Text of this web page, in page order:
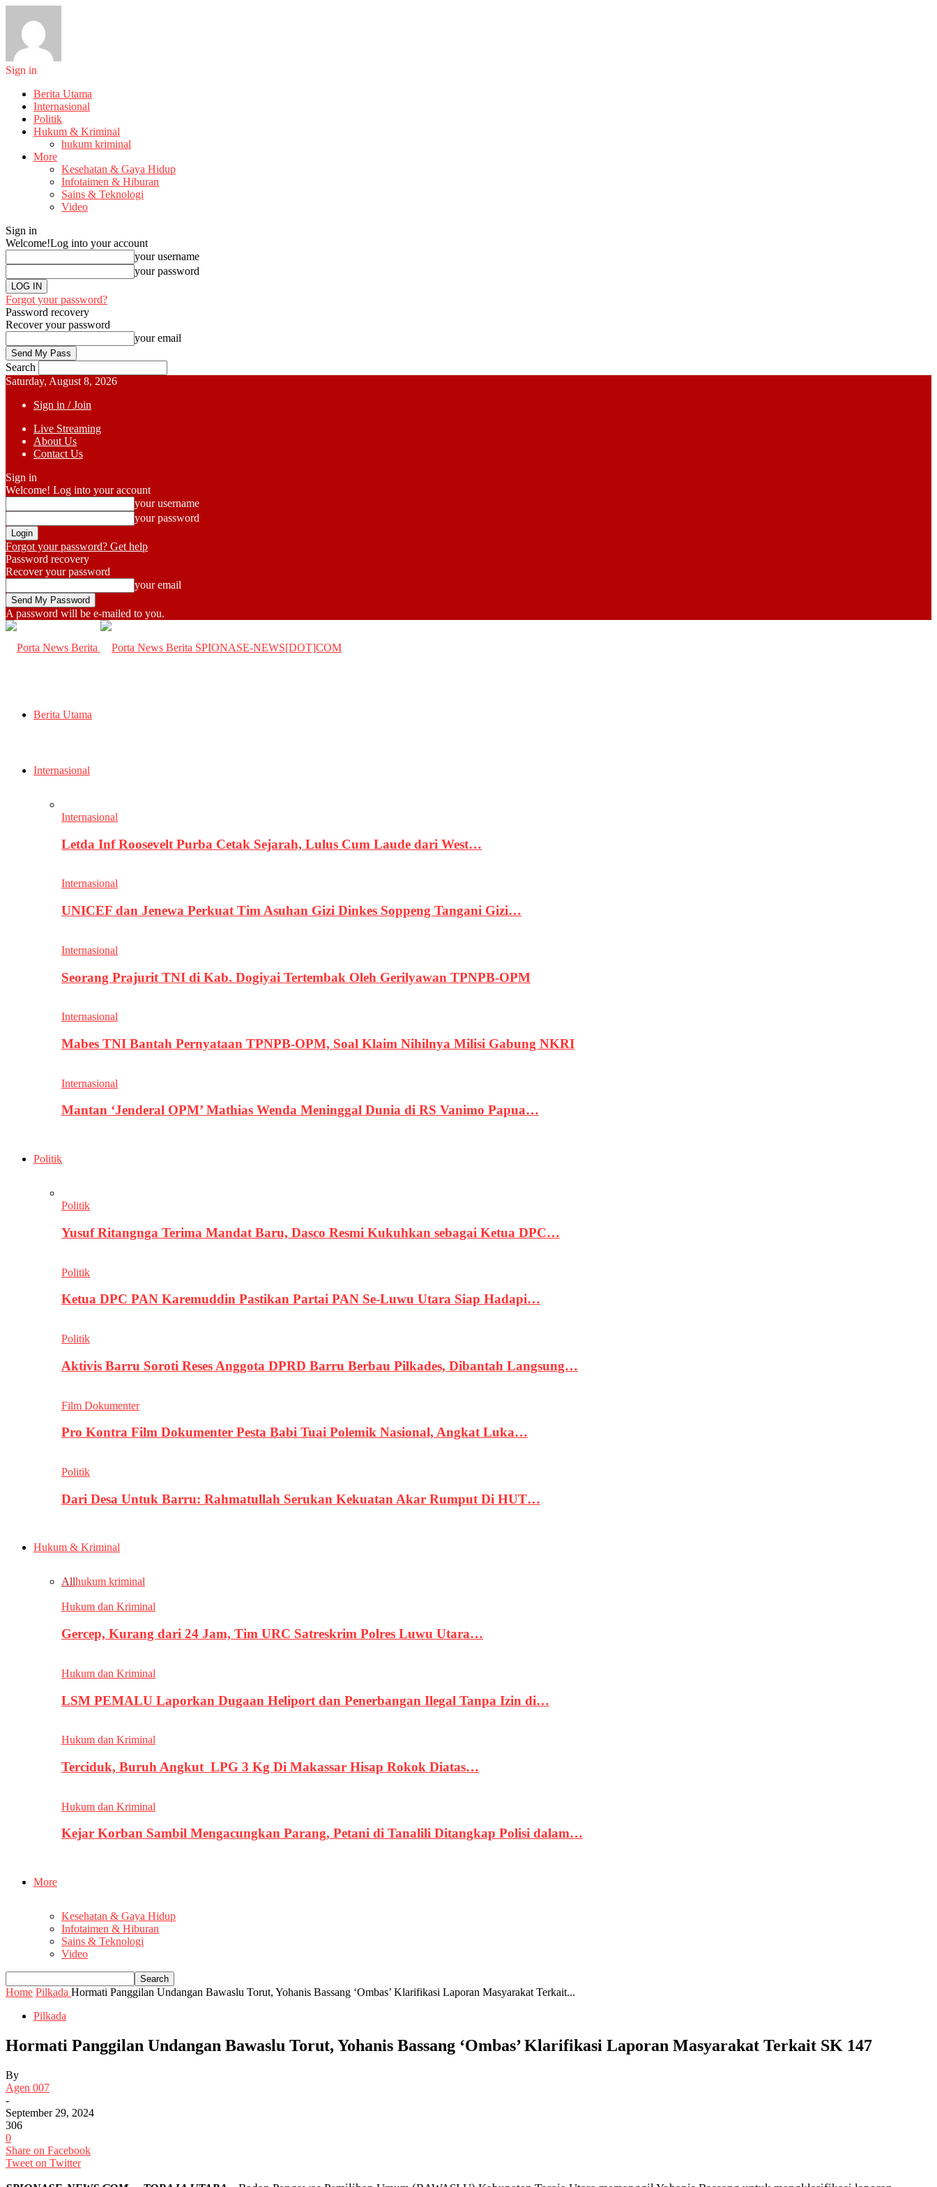
Sign in
Berita Utama
Internasional
Politik
Hukum & Kriminal
hukum kriminal
More
Kesehatan & Gaya Hidup
Infotaimen & Hiburan
Sains & Teknologi
Video
Sign in
Welcome!Log into your account
your username
your password
Forgot your password?
Password recovery
Recover your password
your email
Search
Saturday, August 8, 2026
Sign in / Join
Live Streaming
About Us
Contact Us
Sign in
Welcome! Log into your account
your username
your password
Forgot your password? Get help
Password recovery
Recover your password
your email
A password will be e-mailed to you.
SPIONASE-NEWS[DOT]COM
Berita Utama
Internasional
Internasional
Letda Inf Roosevelt Purba Cetak Sejarah, Lulus Cum Laude dari West…
Internasional
UNICEF dan Jenewa Perkuat Tim Asuhan Gizi Dinkes Soppeng Tangani Gizi…
Internasional
Seorang Prajurit TNI di Kab. Dogiyai Tertembak Oleh Gerilyawan TPNPB-OPM
Internasional
Mabes TNI Bantah Pernyataan TPNPB-OPM, Soal Klaim Nihilnya Milisi Gabung NKRI
Internasional
Mantan ‘Jenderal OPM’ Mathias Wenda Meninggal Dunia di RS Vanimo Papua…
Politik
Politik
Yusuf Ritangnga Terima Mandat Baru, Dasco Resmi Kukuhkan sebagai Ketua DPC…
Politik
Ketua DPC PAN Karemuddin Pastikan Partai PAN Se-Luwu Utara Siap Hadapi…
Politik
Aktivis Barru Soroti Reses Anggota DPRD Barru Berbau Pilkades, Dibantah Langsung…
Film Dokumenter
Pro Kontra Film Dokumenter Pesta Babi Tuai Polemik Nasional, Angkat Luka…
Politik
Dari Desa Untuk Barru: Rahmatullah Serukan Kekuatan Akar Rumput Di HUT…
Hukum & Kriminal
Allhukum kriminal
Hukum dan Kriminal
Gercep, Kurang dari 24 Jam, Tim URC Satreskrim Polres Luwu Utara…
Hukum dan Kriminal
LSM PEMALU Laporkan Dugaan Heliport dan Penerbangan Ilegal Tanpa Izin di…
Hukum dan Kriminal
Terciduk, Buruh Angkut LPG 3 Kg Di Makassar Hisap Rokok Diatas…
Hukum dan Kriminal
Kejar Korban Sambil Mengacungkan Parang, Petani di Tanalili Ditangkap Polisi dalam…
More
Kesehatan & Gaya Hidup
Infotaimen & Hiburan
Sains & Teknologi
Video
Home Pilkada Hormati Panggilan Undangan Bawaslu Torut, Yohanis Bassang ‘Ombas’ Klarifikasi Laporan Masyarakat Terkait...
Pilkada
Hormati Panggilan Undangan Bawaslu Torut, Yohanis Bassang ‘Ombas’ Klarifikasi Laporan Masyarakat Terkait SK 147
By
Agen 007
-
September 29, 2024
306
0
Share on Facebook
Tweet on Twitter